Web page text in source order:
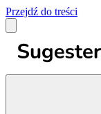
Przejdź do treści